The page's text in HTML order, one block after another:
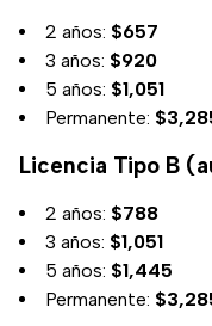
2 años: $657
3 años: $920
5 años: $1,051
Permanente:
Licencia Tipo B
2 años: $788
3 años: $1,051
5 años: $1,445
Permanente: